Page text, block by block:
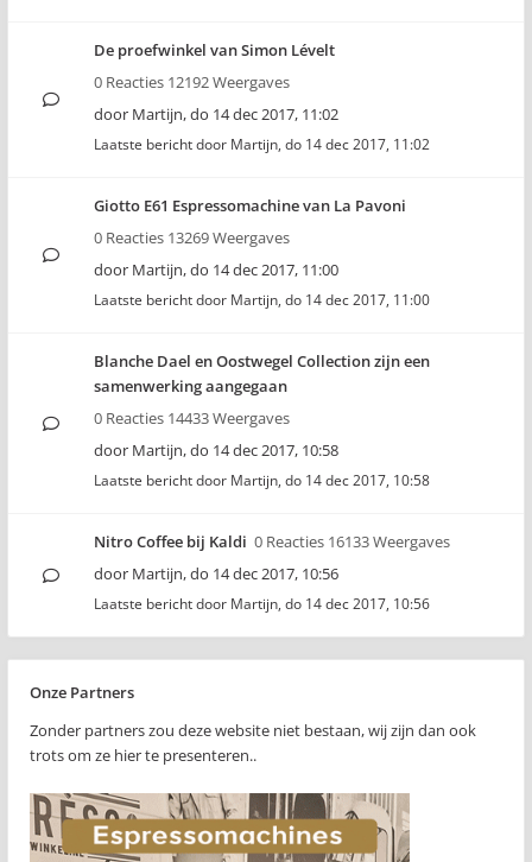
De proefwinkel van Simon Lévelt
0 Reacties 12192 Weergaves
door Martijn,do 14 dec 2017, 11:02
Laatste bericht door Martijn, do 14 dec 2017, 11:02
Giotto E61 Espressomachine van La Pavoni
0 Reacties 13269 Weergaves
door Martijn,do 14 dec 2017, 11:00
Laatste bericht door Martijn, do 14 dec 2017, 11:00
Blanche Dael en Oostwegel Collection zijn een
samenwerking aangegaan
0 Reacties 14433 Weergaves
door Martijn,do 14 dec 2017, 10:58
Laatste bericht door Martijn, do 14 dec 2017, 10:58
Nitro Coffee bij Kaldi 0 Reacties 16133 Weergaves
door Martijn,do 14 dec 2017, 10:56
Laatste bericht door Martijn, do 14 dec 2017, 10:56
Onze Partners
Zonder partners zou deze website niet bestaan, wij zijn dan ook
trots om ze hier te presenteren..